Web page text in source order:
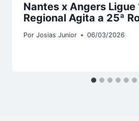
Nantes x Angers Ligue
Regional Agita a 25ª
Por Josias Junior 06/03/2026